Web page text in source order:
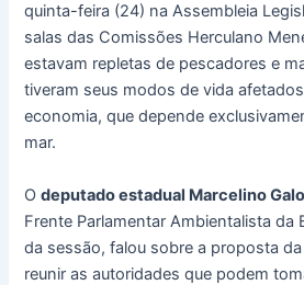
quinta-feira (24) na Assembleia
salas das Comissões Herculano
estavam repletas de pescadores e
tiveram seus modos de vida
economia, que depende
mar.
Odeputado estadual Marcelino Galo
Frente Parlamentar Ambientalista da
da sessão, falou sobre a proposta
reunir as autoridades que podem